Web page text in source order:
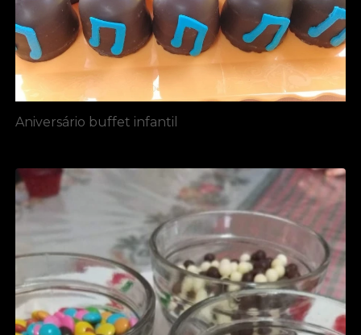
Aniversário buffet infantil